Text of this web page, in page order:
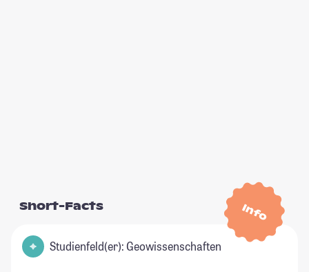
Info
Short-Facts
Studienfeld(er): Geowissenschaften